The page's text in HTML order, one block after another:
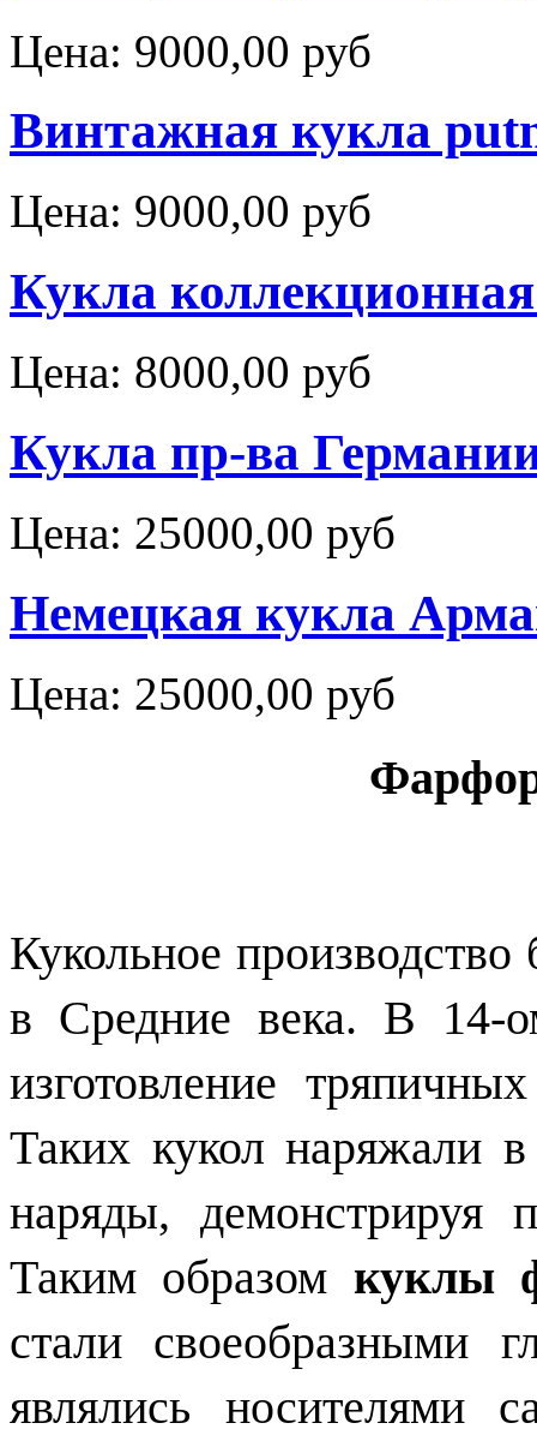
Цена: 9000,00 руб
Bинтажная кукла
Цена: 9000,00 руб
Кукла
Цена: 8000,00 руб
Кукла пр-ва
Цена: 25000,00 руб
Немецкая кукла
Цена: 25000,00 руб
Кукольное
в Средние века. В 14-
изготовление
Таких кукол наряжали
наряды, демонстрируя
Таким образом куклы
стали своеобразными
являлись носителями